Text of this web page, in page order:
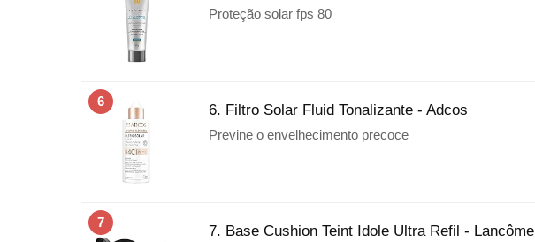
Proteção solar fps 80
6
6. Filtro Solar Fluid Tonalizante - Adcos
Previne o envelhecimento precoce
7
7. Base Cushion Teint Idole Ultra Refil - Lancôme